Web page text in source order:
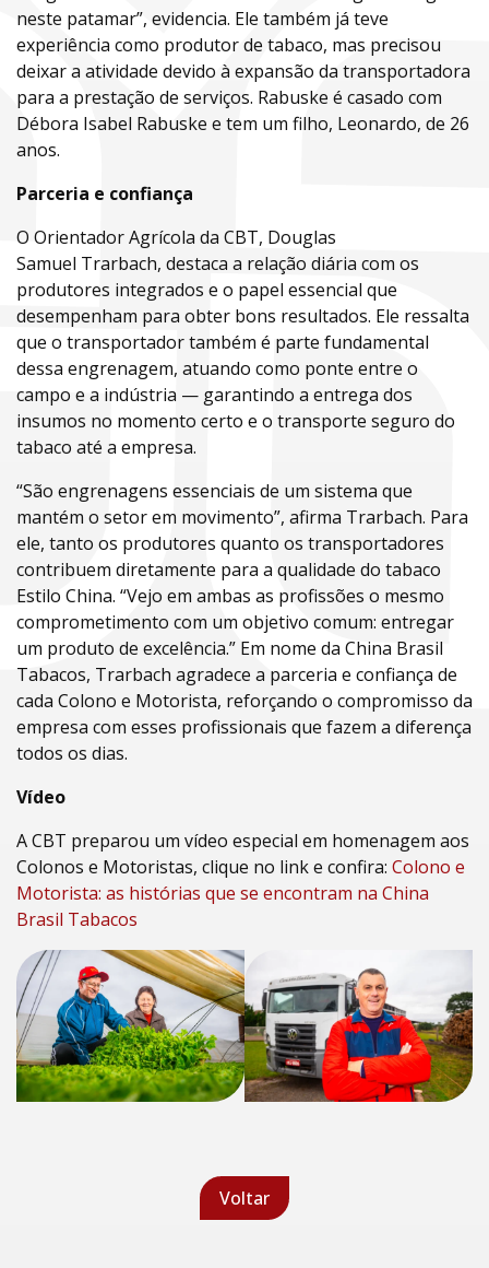
neste patamar”, evidencia. Ele também já teve
experiência como produtor de tabaco, mas precisou
deixar a atividade devido à expansão da transportadora
para a prestação de serviços. Rabuske é casado com
Débora Isabel Rabuske e tem um filho, Leonardo, de 26
anos.
Parceria e confiança
O Orientador Agrícola da CBT, Douglas
Samuel Trarbach, destaca a relação diária com os
produtores integrados e o papel essencial que
desempenham para obter bons resultados. Ele ressalta
que o transportador também é parte fundamental
dessa engrenagem, atuando como ponte entre o
campo e a indústria — garantindo a entrega dos
insumos no momento certo e o transporte seguro do
tabaco até a empresa.
“São engrenagens essenciais de um sistema que
mantém o setor em movimento”, afirma Trarbach. Para
ele, tanto os produtores quanto os transportadores
contribuem diretamente para a qualidade do tabaco
Estilo China. “Vejo em ambas as profissões o mesmo
comprometimento com um objetivo comum: entregar
um produto de excelência.” Em nome da China Brasil
Tabacos, Trarbach agradece a parceria e confiança de
cada Colono e Motorista, reforçando o compromisso da
empresa com esses profissionais que fazem a diferença
todos os dias.
Vídeo
A CBT preparou um vídeo especial em homenagem aos
Colonos e Motoristas, clique no link e confira: Colono e
Motorista: as histórias que se encontram na China
Brasil Tabacos
Voltar